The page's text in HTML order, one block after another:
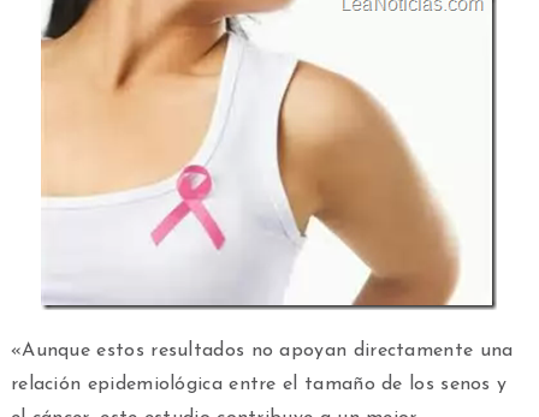
«Aunque estos resultados no apoyan directamente una
relación epidemiológica entre el tamaño de los senos y